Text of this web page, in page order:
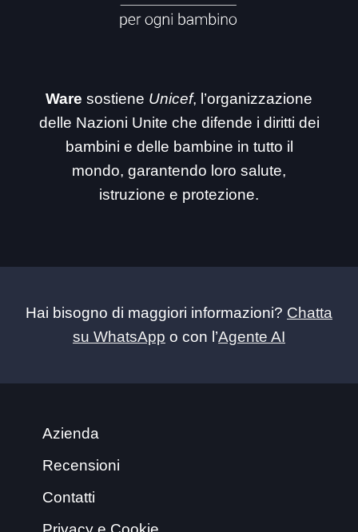
Ware sostiene Unicef, l’organizzazione
delle Nazioni Unite che difende i diritti dei
bambini e delle bambine in tutto il
mondo, garantendo loro salute,
istruzione e protezione.
Hai bisogno di maggiori informazioni? Chatta
su WhatsApp o con l’Agente AI
Azienda
Recensioni
Contatti